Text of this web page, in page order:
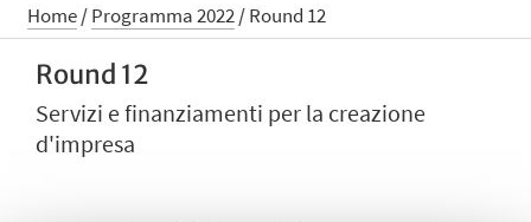
Home/Programma 2022/Round 12
Round 12
Servizi e finanziamenti per la creazione
d'impresa